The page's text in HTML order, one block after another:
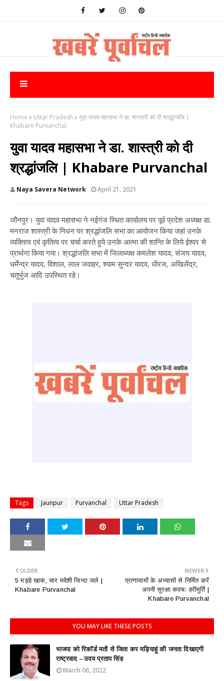
Home Uttar Pradesh
युवा यादव महासभा ने डा. शास्त्री को दी श्रद्धांजलि |
Khabare Purvanchal
युवा यादव महासभा ने डा. शास्त्री को दी
श्रद्धांजलि | Khabare Purvanchal
Naya Savera Network April 21, 2021
जौनपुर। युवा यादव महासभा ने नईगंज स्थित कार्यालय पर पूर्व प्रदेश अध्यक्ष डा.
मनराज शास्त्री के निधन पर श्रद्धांजलि सभा का आयोजन किया जहां उनके
व्यक्तित्व एवं कृतित्व पर चर्चा करते हुये उनके आत्मा की शान्ति के लिये ईश्वर से
प्रार्थना किया गया। श्रद्धांजलि सभा में जिलाध्यक्ष कमलेश यादव, संजय यादव,
धर्मेन्द्र यादव, विशाल, लाल जवाहर, श्याम सुन्दर यादव, धीरज, अखिलेंद्र,
चतुर्भुज आदि उपस्थित रहे।
Tags Jaunpur Purvanchal Uttar Pradesh
NEWER
प्राणायामों के अभ्यासों से निर्मित करें
अपनी सुरक्षा कवचः हरीमूर्ति |
Khabare Purvanchal
OLDER
5 मड़हे खाक, चार मवेशी जिन्दा जले |
Khabare Purvanchal
YOU MAY LIKE THESE POSTS
भाजपा को रिकॉर्ड मतों से जिता कर मड़ियाहूं की जनता दिखाएगी
राष्ट्रवाद –उदय प्रताप सिंह
March 06, 2022